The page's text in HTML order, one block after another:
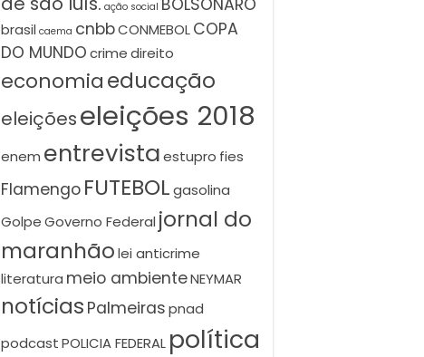
ação social BOLSONARO
brasil caema cnbbCONMEBOLCOPA
DO MUNDOcrimedireito
economiaeducação
eleiçõeseleições 2018
enem entrevistaestupro fies
Flamengo FUTEBOLgasolina
GolpeGoverno Federal jornal do
maranhãolei anticrime
literatura meio ambienteNEYMAR
notícias Palmeiraspnad
podcastPOLICIA FEDERAL política